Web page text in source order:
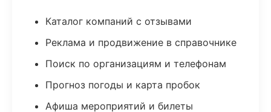
Каталог компаний с отзывами
Реклама и продвижение в справочнике
Поиск по организациям и телефонам
Прогноз погоды и карта пробок
Афиша мероприятий и билеты